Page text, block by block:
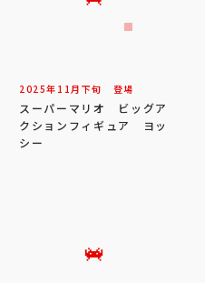
2025年 11 月 下旬 登場
スーパーマリオ ビッグア
クションフィギュア ヨッ
シー